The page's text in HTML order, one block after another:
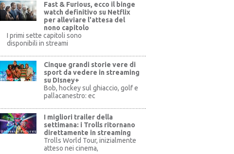
Fast & Furious, ecco il binge
watch definitivo su Netflix
per alleviare l'attesa del
nono capitolo
I primi sette capitoli sono
disponibili in streami
Disney+
Cinque grandi storie vere di
sport da vedere in streaming
su DIsney+
Bob, hockey sul ghiaccio, golf e
pallacanestro: ec
Universal Pictures
I migliori trailer della
settimana: i Trolls ritornano
direttamente in streaming
Trolls World Tour, inizialmente
atteso nei cinema,